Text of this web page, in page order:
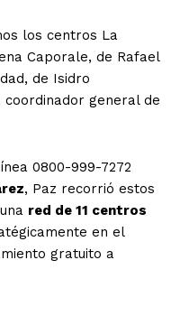
los centros La
Caporale, de Rafael
de Isidro
coordinador general de
0800-999-7272
, Paz recorrió estos
red de 11 centros
en el
gratuito a